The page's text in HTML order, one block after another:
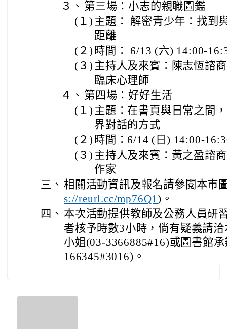
３、 第三場：小志的親職圖鑑
(１) 主題： 解密青少年：找到
距離
(２) 時間： 6/13 (六) 14:00-
(３) 主持人及來賓：陳志恆諮
臨床心理師
４、 第四場：好好生活
(１) 主題：在書頁與日常之間
界對話的方式
(２) 時間：6/14 (日) 14:00-
(３) 主持人及來賓：黃之盈諮
作家
三、 相關活動資訊及報名請參閱本市
s://reurl.cc/mp76Q1)。
四、 本次活動提供教師及公務人員研
者核予時數3小時，倘有疑義請
小姐(03-3366885#16)或圖書館
166345#3016)。